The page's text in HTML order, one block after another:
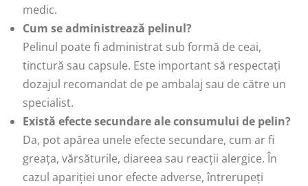
medic.
Cum se administrează pelinul?
Pelinul poate fi administrat sub formă de ceai,
tinctură sau capsule. Este important să respectați
dozajul recomandat de pe ambalaj sau de către un
specialist.
Există efecte secundare ale consumului de pelin?
Da, pot apărea unele efecte secundare, cum ar fi
greața, vărsăturile, diareea sau reacții alergice. În
cazul apariției unor efecte adverse, întrerupeți